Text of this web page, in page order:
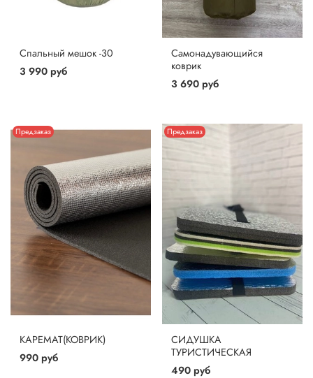
Спальный мешок -30
3 990 руб
Самонадувающийся
коврик
3 690 руб
Предзаказ
КАРЕМАТ(КОВРИК)
990 руб
Предзаказ
СИДУШКА
ТУРИСТИЧЕСКАЯ
490 руб